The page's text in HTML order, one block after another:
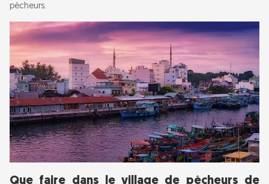
pêcheurs.
Que faire dans le village de pêcheurs de